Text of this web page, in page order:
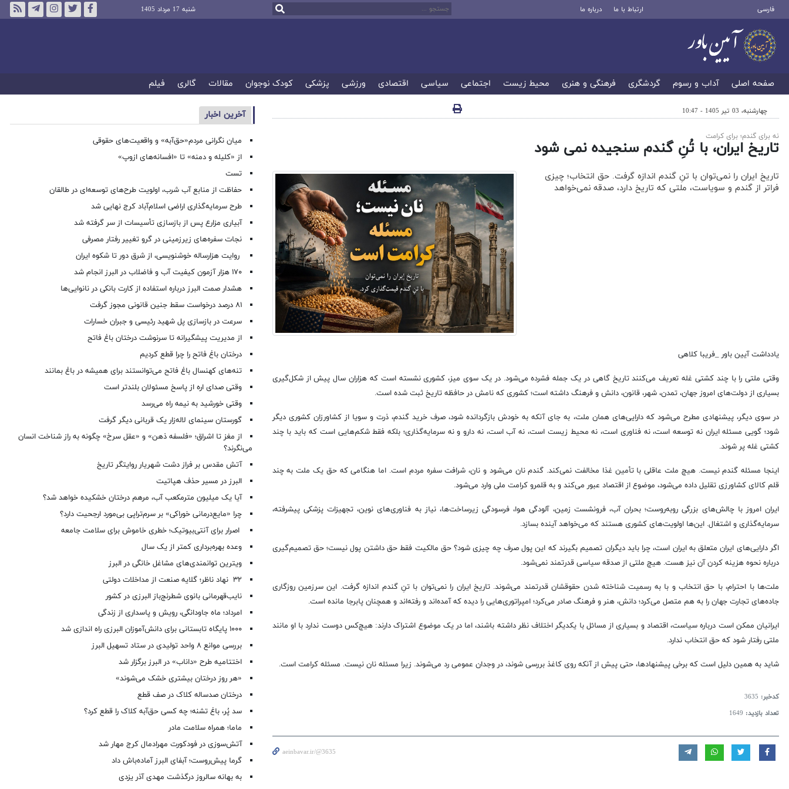
فارسی ارتباط با ما درباره ما شنبه 17 مرداد 1405
صفحه اصلی آداب و رسوم گردشگری فرهنگی و هنری محیط زیست اجتماعی سیاسی اقتصادی ورزشی پزشکی کودک نوجوان مقالات گالری فیلم
چهارشنبه، 03 تیر 1405 - 10:47
نه برای گندم؛ برای کرامت
تاریخ ایران، با تُنِ گندم سنجیده نمی شود
تاریخ ایران را نمی‌توان با تنِ گندم اندازه گرفت. حق انتخاب؛ چیزی
فراتر از گندم و سویاست، ملتی که تاریخ دارد، صدقه نمی‌خواهد
یادداشت آیین باور _فریبا کلاهی
وقتی ملتی را با چند کشتی غله تعریف می‌کنند تاریخ گاهی در یک جمله فشرده می‌شود. در یک سوی میز، کشوری نشسته است که هزاران سال پیش از شکل‌گیری
بسیاری از دولت‌های امروز جهان، تمدن، شهر، قانون، دانش و فرهنگ داشته است؛ کشوری که نامش در حافظه تاریخ ثبت شده است.
در سوی دیگر، پیشنهادی مطرح می‌شود که دارایی‌های همان ملت، به جای آنکه به خودش بازگردانده شود، صرف خرید گندم، ذرت و سویا از کشاورزان کشوری دیگر
شود؛ گویی مسئله ایران نه توسعه است، نه فناوری است، نه محیط زیست است، نه آب است، نه دارو و نه سرمایه‌گذاری؛ بلکه فقط شکم‌هایی است که باید با چند
کشتی غله پر شوند.
اینجا مسئله گندم نیست. هیچ ملت عاقلی با تأمین غذا مخالفت نمی‌کند. گندم نان می‌شود و نان، شرافت سفره مردم است. اما هنگامی که حق یک ملت به چند
قلم کالای کشاورزی تقلیل داده می‌شود، موضوع از اقتصاد عبور می‌کند و به قلمرو کرامت ملی وارد می‌شود.
ایران امروز با چالش‌های بزرگی روبه‌روست؛ بحران آب، فرونشست زمین، آلودگی هوا، فرسودگی زیرساخت‌ها، نیاز به فناوری‌های نوین، تجهیزات پزشکی پیشرفته،
سرمایه‌گذاری و اشتغال. این‌ها اولویت‌های کشوری هستند که می‌خواهد آینده بسازد.
اگر دارایی‌های ایران متعلق به ایران است، چرا باید دیگران تصمیم بگیرند که این پول صرف چه چیزی شود؟ حق مالکیت فقط حق داشتن پول نیست؛ حق تصمیم‌گیری
درباره نحوه هزینه کردن آن نیز هست. هیچ ملتی از صدقه سیاسی قدرتمند نمی‌شود.
ملت‌ها با احترام، با حق انتخاب و با به رسمیت شناخته شدن حقوقشان قدرتمند می‌شوند. تاریخ ایران را نمی‌توان با تنِ گندم اندازه گرفت. این سرزمین روزگاری
جاده‌های تجارت جهان را به هم متصل می‌کرد؛ دانش، هنر و فرهنگ صادر می‌کرد؛ امپراتوری‌هایی را دیده که آمده‌اند و رفته‌اند و همچنان پابرجا مانده است.
ایرانیان ممکن است درباره سیاست، اقتصاد و بسیاری از مسائل با یکدیگر اختلاف نظر داشته باشند، اما در یک موضوع اشتراک دارند: هیچ‌کس دوست ندارد با او مانند
ملتی رفتار شود که حق انتخاب ندارد.
شاید به همین دلیل است که برخی پیشنهادها، حتی پیش از آنکه روی کاغذ بررسی شوند، در وجدان عمومی رد می‌شوند. زیرا مسئله نان نیست. مسئله کرامت است.
کدخبر: 3635
تعداد بازدید: 1649
aeinbavar.ir/@3635
آخرین اخبار
میان نگرانی مردم«حق‌آبه» و واقعیت‌های حقوقی
از «کلیله و دمنه» تا «افسانه‌های ازوپ»
تست
حفاظت از منابع آب شرب، اولویت طرح‌های توسعه‌ای در طالقان
طرح سرمایه‌گذاری اراضی اسلام‌آباد کرج نهایی شد
آبیاری مزارع پس از بازسازی تأسیسات از سر گرفته شد
نجات سفره‌های زیرزمینی در گرو تغییر رفتار مصرفی
روایت هزارساله خوشنویسی، از شرق دور تا شکوه ایران
۱۷۰ هزار آزمون کیفیت آب و فاضلاب در البرز انجام شد
هشدار صمت البرز درباره استفاده از کارت بانکی در نانوایی‌ها
۸۱ درصد درخواست‌ سقط جنین قانونی مجوز گرفت
سرعت در بازسازی پل شهید رئیسی و جبران خسارات
از مدیریت پیشگیرانه تا سرنوشت درختان باغ فاتح
درختان باغ فاتح را چرا قطع کردیم
تنه‌های کهنسال باغ فاتح می‌توانستند برای همیشه در باغ بمانند
وقتی صدای اره از پاسخ مسئولان بلندتر است
وقتی خورشید به نیمه راه می‌رسد
گورستان سینمای لاله‌زار یک قربانی دیگر گرفت
از مغز تا اشراق؛ «فلسفه ذهن» و «عقل سرخ» چگونه به راز شناخت انسان
می‌نگرند؟
آتش مقدس بر فراز دشت شهریار روایتگر تاریخ
البرز در مسیر حذف هپاتیت
آیا یک میلیون مترمکعب آب، مرهم درختان خشکیده خواهد شد؟
چرا «مایع‌درمانی خوراکی» بر سرم‌تراپی بی‌مورد ارجحیت دارد؟
اصرار برای آنتی‌بیوتیک؛ خطری خاموش برای سلامت جامعه
وعده بهره‌برداری کمتر از یک سال
ویترین توانمندی‌های مشاغل خانگی در البرز
۳۲ نهاد ناظر؛ گلایه صنعت از مداخلات دولتی
نایب‌قهرمانی بانوی شطرنج‌باز البرزی در کشور
امرداد؛ ماه جاودانگی، رویش و پاسداری از زندگی
۱۰۰۰ پایگاه تابستانی برای دانش‌آموزان البرزی راه اندازی شد
بررسی موانع ۸ واحد تولیدی در ستاد تسهیل البرز
اختتامیه طرح «داناب» در البرز برگزار شد
«هر روز درختان بیشتری خشک می‌شوند»
درختان صدساله کلاک در صف قطع
سد پُر، باغ تشنه؛ چه کسی حق‌آبه کلاک را قطع کرد؟
ماما؛ همراه سلامت مادر
آتش‌سوزی در فودکورت مهرادمال کرج مهار شد
گرما پیش‌روست؛ آبفای البرز آماده‌باش داد
به بهانه سالروز درگذشت مهدی آذر یزدی